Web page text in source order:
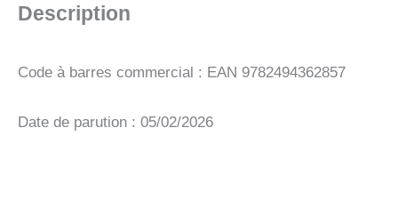
MYSTERIEUX
Description
Code à barres commercial : EAN 9782494362857
Date de parution : 05/02/2026